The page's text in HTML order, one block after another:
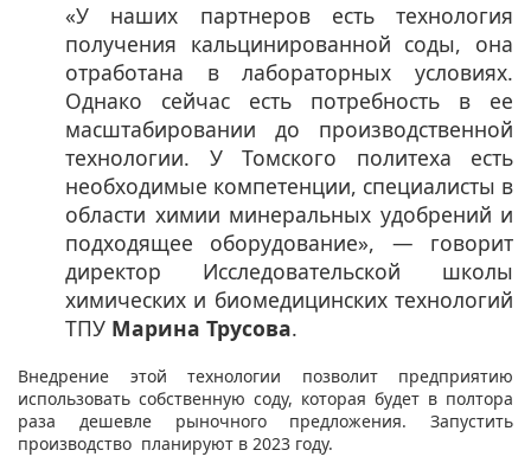
«У наших партнеров есть технология
получения кальцинированной соды, она
отработана в лабораторных условиях.
Однако сейчас есть потребность в ее
масштабировании до производственной
технологии. У Томского политеха есть
необходимые компетенции, специалисты в
области химии минеральных удобрений и
подходящее оборудование», — говорит
директор Исследовательской школы
химических и биомедицинских технологий
ТПУ Марина Трусова.
Внедрение этой технологии позволит предприятию
использовать собственную соду, которая будет в полтора
раза дешевле рыночного предложения. Запустить
производство планируют в 2023 году.